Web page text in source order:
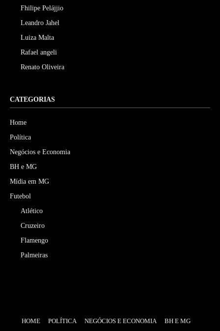
Fhilipe Pelájjio
Leandro Jahel
Luiza Malta
Rafael angeli
Renato Oliveira
CATEGORIAS
Home
Política
Negócios e Economia
BH e MG
Mídia em MG
Futebol
Atlético
Cruzeiro
Flamengo
Palmeiras
HOME POLÍTICA NEGÓCIOS E ECONOMIA BH E MG